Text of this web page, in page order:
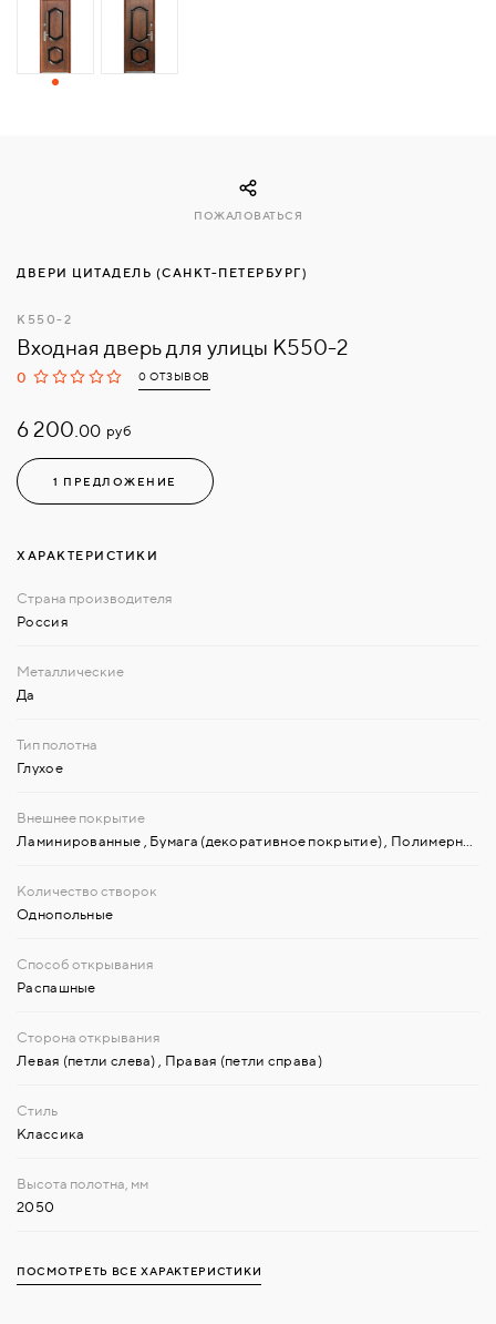
СВЯЗАТЬСЯ
ДВЕРИ ЦИТАДЕЛЬ (САНКТ-ПЕТЕРБУРГ)
К550-2
Входная дверь для улицы К550-2
0 0 ОТЗЫВОВ
6 200.00 руб
1 ПРЕДЛОЖЕНИЕ
ПОЖАЛОВАТЬСЯ
ХАРАКТЕРИСТИКИ
Россия
Да
Глухое
Ламинированные Бумага (декоративное покрытие) Полимерные пленки
Однопольные
Распашные
Левая (петли слева) Правая (петли справа)
Классика
2050
ПОСМОТРЕТЬ ВСЕ ХАРАКТЕРИСТИКИ